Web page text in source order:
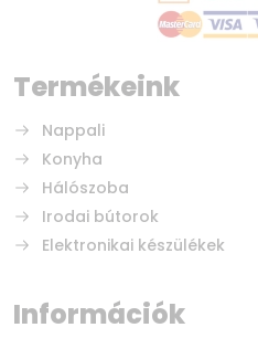
Termékeink
Nappali
Konyha
Hálószoba
Irodai bútorok
Elektronikai készülékek
Információk